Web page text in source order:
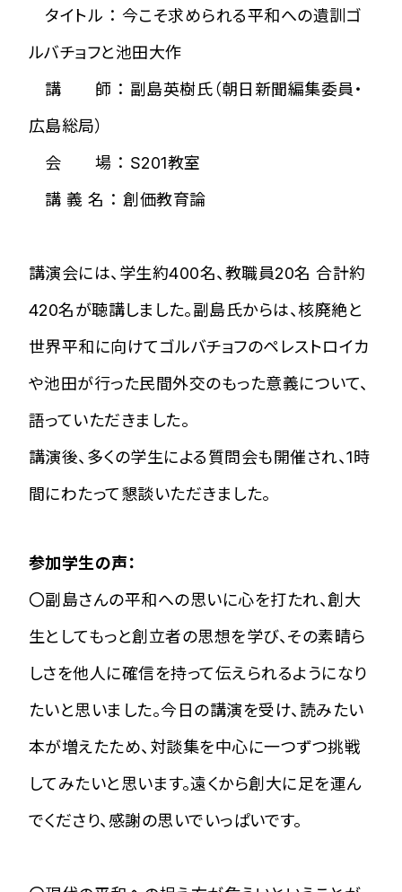
タイトル ： 今こそ求められる平和への遺訓――ゴ
ルバチョフと池田大作――
講 師 ： 副島英樹氏（朝日新聞編集委員・
広島総局）
会 場 ： S201教室
講 義 名 ： 創価教育論
講演会には、学生約400名、教職員20名 合計約
420名が聴講しました。副島氏からは、核廃絶と
世界平和に向けてゴルバチョフのペレストロイカ
や池田が行った民間外交のもった意義について、
語っていただきました。
講演後、多くの学生による質問会も開催され、1時
間にわたって懇談いただきました。
参加学生の声：
〇副島さんの平和への思いに心を打たれ、創大
生としてもっと創立者の思想を学び、その素晴ら
しさを他人に確信を持って伝えられるようになり
たいと思いました。今日の講演を受け、読みたい
本が増えたため、対談集を中心に一つずつ挑戦
してみたいと思います。遠くから創大に足を運ん
でくださり、感謝の思いでいっぱいです。